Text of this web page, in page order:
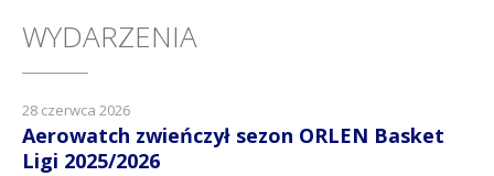
WYDARZENIA
28 czerwca 2026
Aerowatch zwieńczył sezon ORLEN Basket
Ligi 2025/2026